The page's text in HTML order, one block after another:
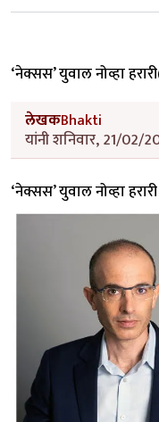
‘नेक्सस’ युवाल नोव्हा
लेखकBhakti
यांनी शनिवार, 21/02/
‘नेक्सस’ युवाल नोव्हा हरारी